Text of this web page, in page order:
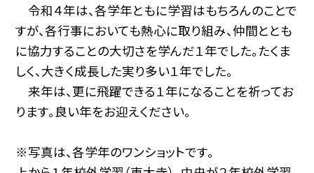
令和４年は、各学年ともに学習はもちろんのことで
すが、各行事においても熱心に取り組み、仲間ととも
に協力することの大切さを学んだ１年でした。たくま
しく、大きく成長した実り多い１年でした。
来年は、更に飛躍できる１年になることを祈ってお
ります。良い年をお迎えください。
※写真は、各学年のワンショットです。